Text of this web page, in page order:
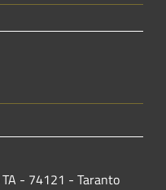
- 74121 - Taranto